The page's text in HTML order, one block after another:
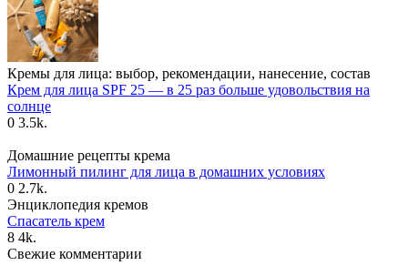
Кремы для лица: выбор, рекомендации, нанесение, состав
Крем для лица SPF 25 — в 25 раз больше удовольствия на
солнце
0 3.5k.
Домашние рецепты крема
Лимонный пилинг для лица в домашних условиях
0 2.7k.
Энциклопедия кремов
Спасатель крем
8 4k.
Свежие комментарии